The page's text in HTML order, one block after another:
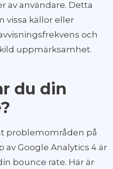
av användare. Detta
vissa källor eller
och
uppmärksamhet.
du din
problemområden på
Google Analytics 4 är
bounce rate. Här är